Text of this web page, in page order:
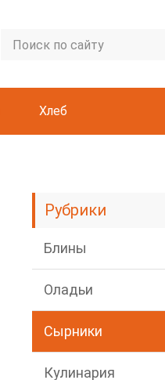
Хлеб
Рубрики
Блины
Оладьи
Сырники
Кулинария